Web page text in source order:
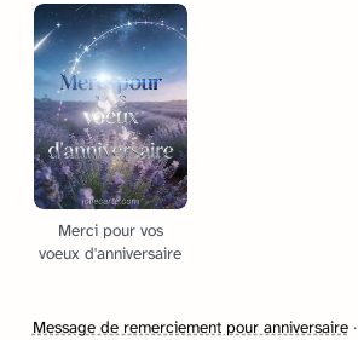
Merci pour vos
voeux d'anniversaire
Message de remerciement pour anniversaire·